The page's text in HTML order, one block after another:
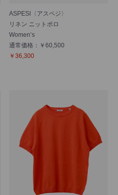
ASPESI〈アスペジ〉
リネン ニットポロ
Women’s
通常価格：￥60,500
￥36,300